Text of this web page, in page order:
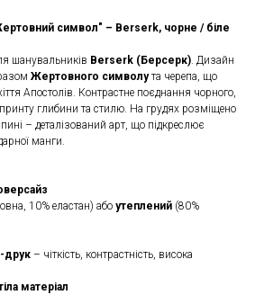
символ" – Berserk, чорне / біле
шанувальників Berserk (Берсерк). Дизайн
Жертовного символута черепа, що
Апостолів. Контрастне поєднання чорного,
принту глибини та стилю. На грудях розміщено
– деталізований арт, що підкреслює
манги.
10% еластан) або утеплений (80%
друк – чіткість, контрастність, висока
матеріал